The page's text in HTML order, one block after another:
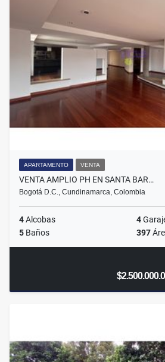
APARTAMENTO VENTA
VENTA AMPLIO PH EN SANTA BAR…
Bogotá D.C., Cundinamarca, Colombia
4Alcobas 4
5 Baños 397